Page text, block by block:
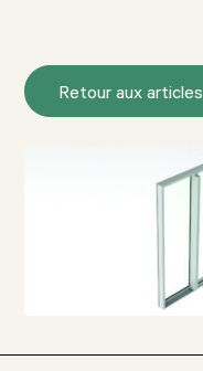
Retour aux articles